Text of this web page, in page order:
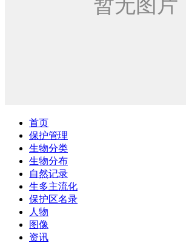
首页
保护管理
生物分类
生物分布
自然记录
生多主流化
保护区名录
人物
图像
资讯